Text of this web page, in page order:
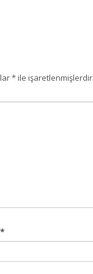
*ile işaretlenmişlerdir
*